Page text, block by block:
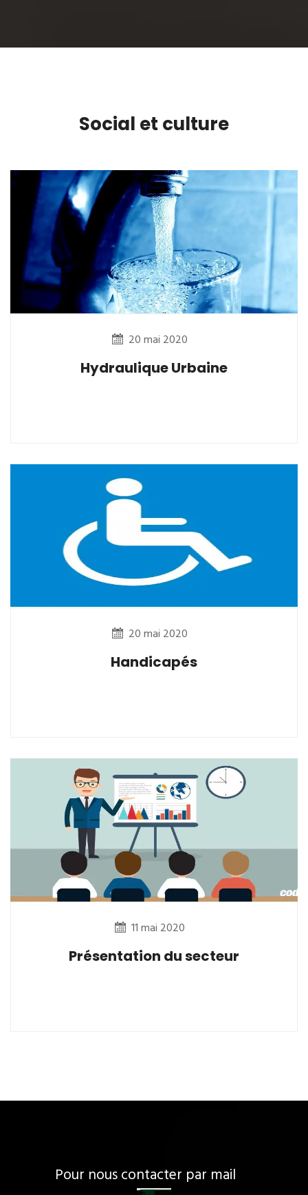
Social et culture
20 mai 2020
Hydraulique Urbaine
20 mai 2020
Handicapés
11 mai 2020
Présentation du secteur
Pour nous contacter par mail